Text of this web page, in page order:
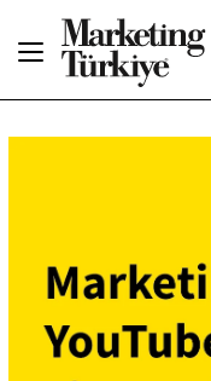
Dergiler
Etkinlikler